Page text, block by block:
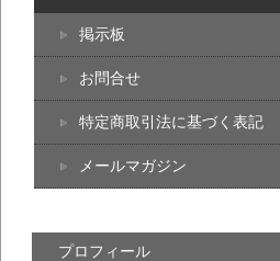
掲示板
お問合せ
特定商取引法に基づく表記
メールマガジン
プロフィール